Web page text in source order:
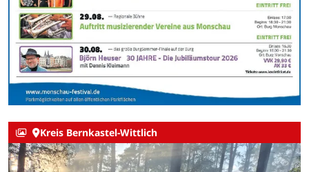
Kreis Bernkastel-Wittlich